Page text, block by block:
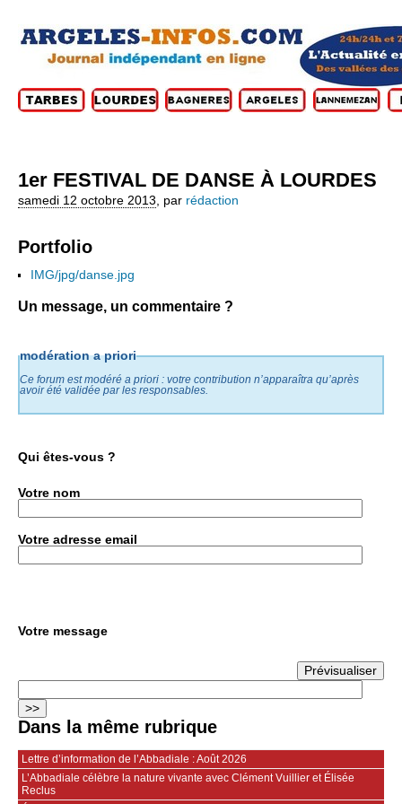
1er FESTIVAL DE DANSE À LOURDES
samedi 12 octobre 2013 par rédaction
Portfolio
IMG/jpg/danse.jpg
Un message, un commentaire ?
modération a priori
Ce forum est modéré a priori : votre contribution n’apparaîtra qu’après
avoir été validée par les responsables.
Qui êtes-vous ?
Votre nom
Votre adresse email
Votre message
Dans la même rubrique
Lettre d’information de l’Abbadiale : Août 2026
L’Abbadiale célèbre la nature vivante avec Clément Vuillier et Élisée
Reclus